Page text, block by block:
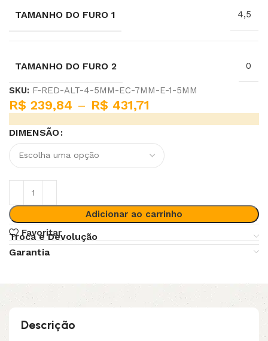
TAMANHO DO FURO 1 4,5
TAMANHO DO FURO 2 0
SKU: F-RED-ALT-4-5MM-EC-7MM-E-1-5MM
R$ 239,84 – R$ 431,71
DIMENSÃO
Adicionar ao carrinho
Favoritar
Troca e Devolução
Garantia
Descrição